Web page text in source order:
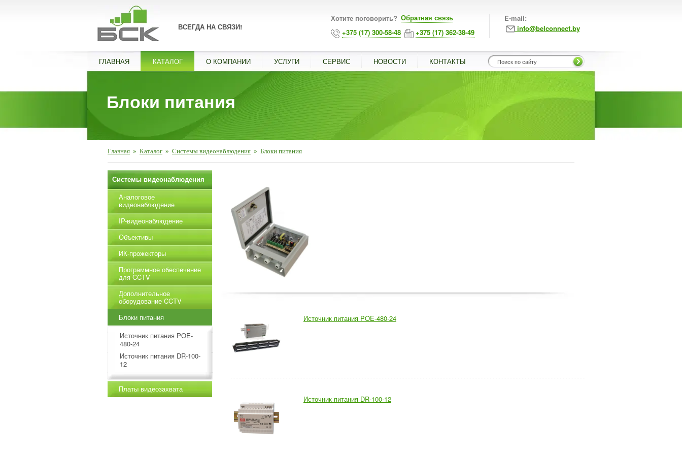
ВСЕГДА НА СВЯЗИ!
Хотите поговорить? Обратная связь
+375 (17) 300-58-48
+375 (17) 362-38-49
E-mail:
info@belconnect.by
ГЛАВНАЯ КАТАЛОГ О КОМПАНИИ УСЛУГИ СЕРВИС НОВОСТИ КОНТАКТЫ
Блоки питания
Главная » Каталог » Системы видеонаблюдения » Блоки питания
Источник питания POE-480-24
Источник питания DR-100-12
Системы видеонаблюдения
Аналоговое
видеонаблюдение
IP-видеонаблюдение
Объективы
ИК-прожекторы
Программное обеспечение
для CCTV
Дополнительное
оборудование CCTV
Блоки питания
Источник питания POE-
480-24
Источник питания DR-100-
12
Платы видеозахвата